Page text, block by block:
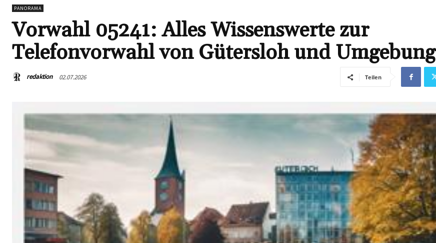
PANORAMA
Vorwahl 05241: Alles Wissenswerte zur
Telefonvorwahl von Gütersloh und Umgebung
redaktion 02.07.2026 Teilen